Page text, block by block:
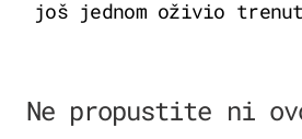
još jednom oživio
Ne propustite ni